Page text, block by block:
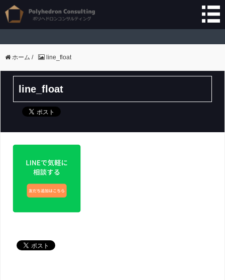
ホーム / line_float
line_float